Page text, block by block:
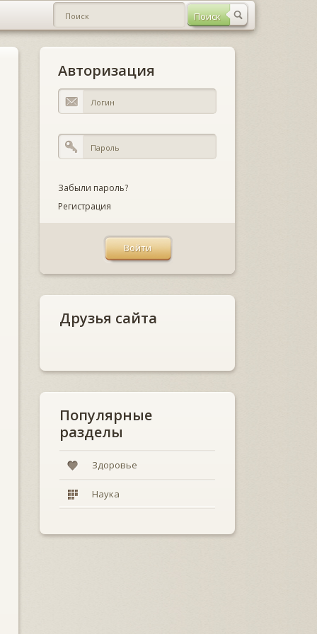
Авторизация
Забыли пароль?
Регистрация
Друзья сайта
Популярные
разделы
Здоровье
Наука